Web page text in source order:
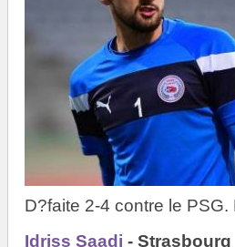
D?faite 2-4 contre le
Idriss Saadi - Strasbourg